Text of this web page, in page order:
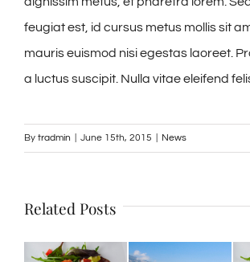
feugiat est, id cursus metus mollis sit
mauris euismod nisi egestas laoreet.
a luctus suscipit. Nulla vitae eleifend
By tradmin June 15th, 2015 News
Related Posts